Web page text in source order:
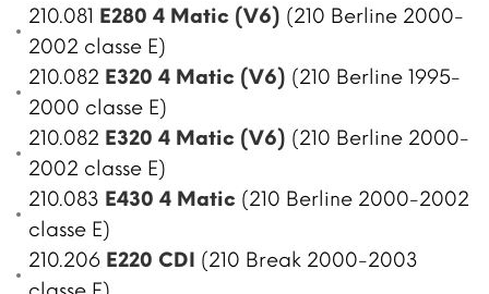
210.081 E280 4 Matic (V6) (210 Berline 2000-
2002 classe E)
210.082 E320 4 Matic (V6) (210 Berline 1995-
2000 classe E)
210.082 E320 4 Matic (V6) (210 Berline 2000-
2002 classe E)
210.083 E430 4 Matic (210 Berline 2000-2002
classe E)
210.206 E220 CDI (210 Break 2000-2003